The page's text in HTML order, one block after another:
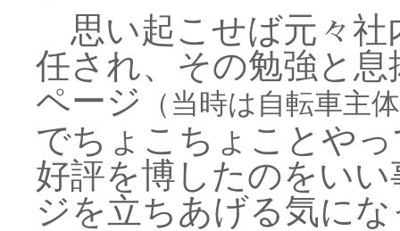
思い起こせば元々社
任され、その勉強と
ページ
（当時は自転車主
でちょこちょことや
好評を博したのをい
ジを立ちあげる気に